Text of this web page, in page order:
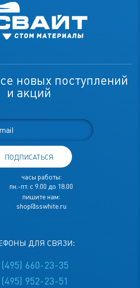
новых поступлений
и акций
ПОДПИСАТЬСЯ
часы работы:
пн.-пт. с 9.00 до 18.00
пишите нам:
shop@sswhite.ru
ДЛЯ СВЯЗИ:
(495) 660-23-35
(495) 952-23-51